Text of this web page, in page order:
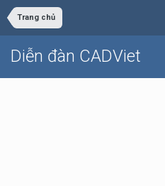
Trang chủ
Diễn đàn CADViet